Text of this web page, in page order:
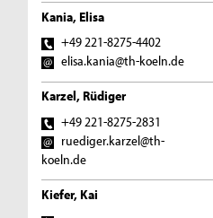
Kania, Elisa
+49 221-8275-4402
elisa.kania@th-koeln.de
Karzel, Rüdiger
+49 221-8275-2831
ruediger.karzel@th-
koeln.de
Kiefer, Kai